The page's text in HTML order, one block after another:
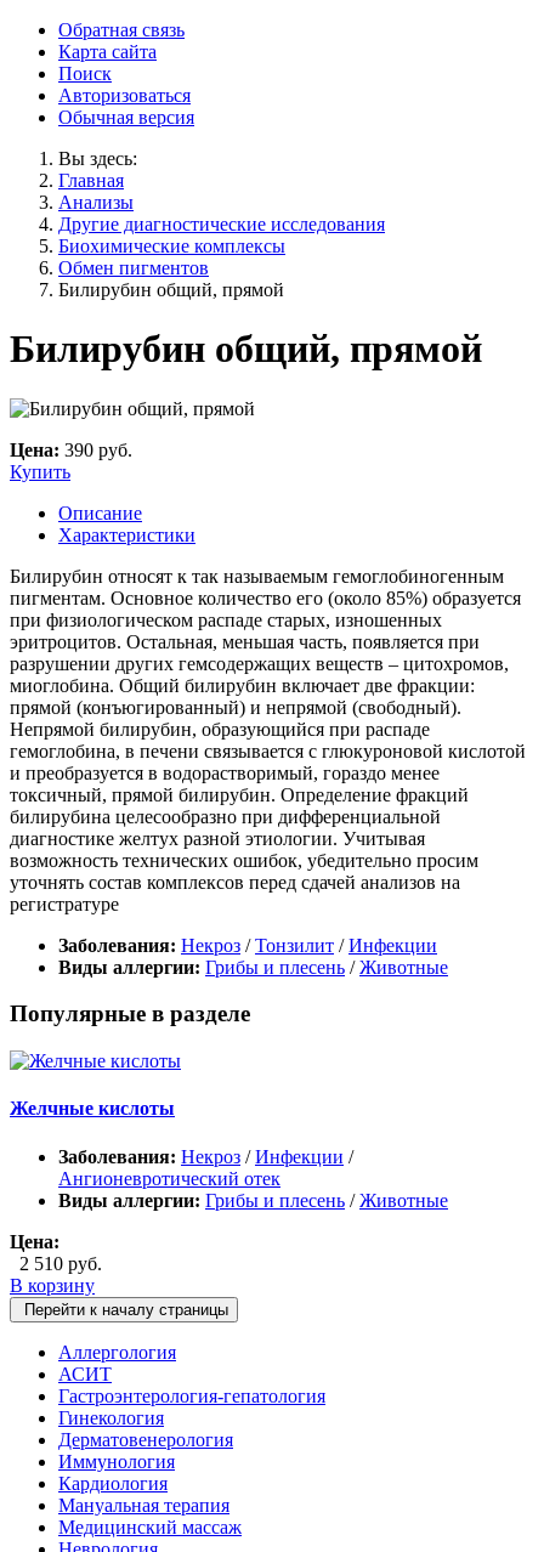
Обратная связь
Карта сайта
Поиск
Авторизоваться
Обычная версия
Вы здесь:
Главная
Анализы
Другие диагностические исследования
Биохимические комплексы
Обмен пигментов
Билирубин общий, прямой
Билирубин общий, прямой
Цена: 390 руб.
Купить
Описание
Характеристики
Билирубин относят к так называемым гемоглобиногенным
пигментам. Основное количество его (около 85%) образуется
при физиологическом распаде старых, изношенных
эритроцитов. Остальная, меньшая часть, появляется при
разрушении других гемсодержащих веществ – цитохромов,
миоглобина. Общий билирубин включает две фракции:
прямой (конъюгированный) и непрямой (свободный).
Непрямой билирубин, образующийся при распаде
гемоглобина, в печени связывается с глюкуроновой кислотой
и преобразуется в водорастворимый, гораздо менее
токсичный, прямой билирубин. Определение фракций
билирубина целесообразно при дифференциальной
диагностике желтух разной этиологии. Учитывая
возможность технических ошибок, убедительно просим
уточнять состав комплексов перед сдачей анализов на
регистратуре
Заболевания: Некроз /Тонзилит /Инфекции
Виды аллергии: Грибы и плесень /Животные
Популярные в разделе
Желчные кислоты
Заболевания: Некроз /Инфекции /
Ангионевротический отек
Виды аллергии: Грибы и плесень /Животные
Цена:
2 510 руб.
В корзину
Перейти к началу страницы
Аллергология
АСИТ
Гастроэнтерология-гепатология
Гинекология
Дерматовенерология
Иммунология
Кардиология
Мануальная терапия
Медицинский массаж